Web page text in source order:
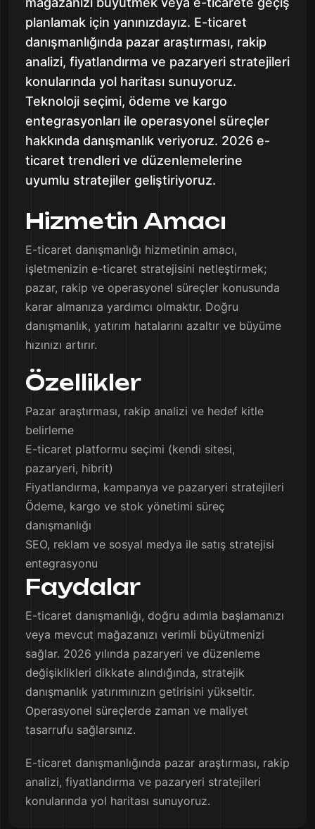
planlamak için yanınızdayız. E-ticaret
danışmanlığında pazar araştırması, rakip
analizi, fiyatlandırma ve pazaryeri stratejileri
konularında yol haritası sunuyoruz.
Teknoloji seçimi, ödeme ve kargo
entegrasyonları ile operasyonel süreçler
hakkında danışmanlık veriyoruz. 2026 e-
ticaret trendleri ve düzenlemelerine
uyumlu stratejiler geliştiriyoruz.
Hizmetin Amacı
E-ticaret danışmanlığı hizmetinin amacı,
işletmenizin e-ticaret stratejisini netleştirmek;
pazar, rakip ve operasyonel süreçler konusunda
karar almanıza yardımcı olmaktır. Doğru
danışmanlık, yatırım hatalarını azaltır ve büyüme
hızınızı artırır.
Özellikler
Pazar araştırması, rakip analizi ve hedef kitle
belirleme
E-ticaret platformu seçimi (kendi sitesi,
pazaryeri, hibrit)
Fiyatlandırma, kampanya ve pazaryeri stratejileri
Ödeme, kargo ve stok yönetimi süreç
danışmanlığı
SEO, reklam ve sosyal medya ile satış stratejisi
entegrasyonu
Faydalar
E-ticaret danışmanlığı, doğru adımla başlamanızı
veya mevcut mağazanızı verimli büyütmenizi
sağlar. 2026 yılında pazaryeri ve düzenleme
değişiklikleri dikkate alındığında, stratejik
danışmanlık yatırımınızın getirisini yükseltir.
Operasyonel süreçlerde zaman ve maliyet
tasarrufu sağlarsınız.
E-ticaret danışmanlığında pazar araştırması, rakip
analizi, fiyatlandırma ve pazaryeri stratejileri
konularında yol haritası sunuyoruz.